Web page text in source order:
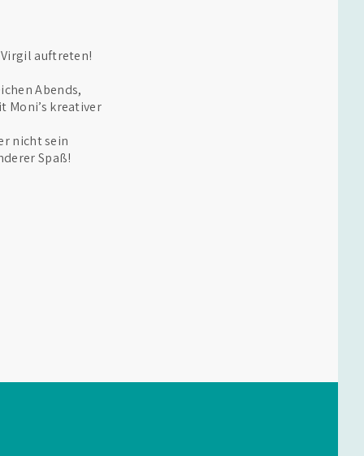
auftreten!
Abends,
Moni’s kreativer
nicht sein
Spaß!